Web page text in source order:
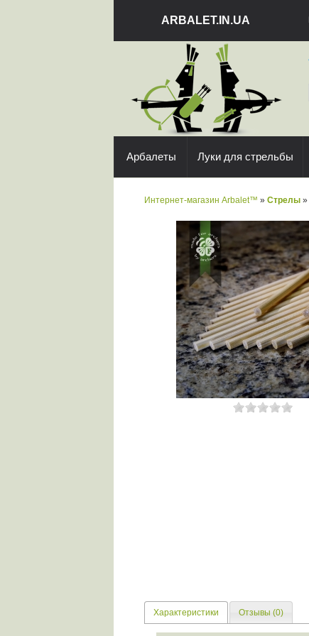
ARBALET.IN.UA
Арбалеты Луки для стрельбы
Интернет-магазин Arbalet™ » Стрелы »
Характеристики Отзывы (0)